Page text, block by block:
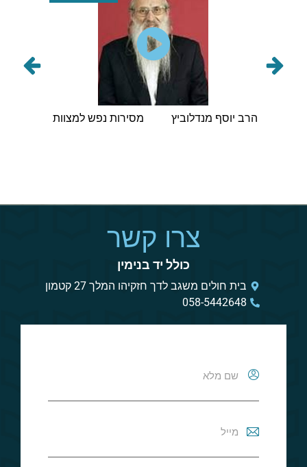
הרב יוסף מנדלוביץ מסירות נפש למצוות
צרו קשר
כולל יד בנימין
בית חולים משגב לדך חזקיהו המלך 27 קטמון
058-5442648